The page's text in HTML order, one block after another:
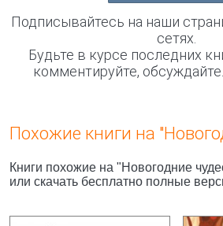
Подписывайтесь на наши
сетях.
Будьте в курсе последних
комментируйте,
Похожие книги на
Книги похожие на "Новогодние
или скачать бесплатно полные